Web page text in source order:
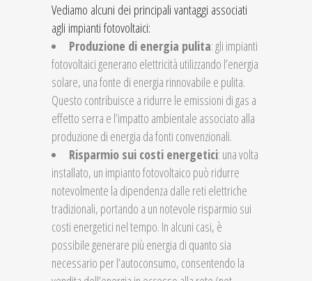
Vediamo alcuni dei principali vantaggi associati
agli impianti fotovoltaici:
Produzione di energia pulita: gli impianti
fotovoltaici generano elettricità utilizzando l’energia
solare, una fonte di energia rinnovabile e pulita.
Questo contribuisce a ridurre le emissioni di gas a
effetto serra e l’impatto ambientale associato alla
produzione di energia da fonti convenzionali.
Risparmio sui costi energetici: una volta
installato, un impianto fotovoltaico può ridurre
notevolmente la dipendenza dalle reti elettriche
tradizionali, portando a un notevole risparmio sui
costi energetici nel tempo. In alcuni casi, è
possibile generare più energia di quanto sia
necessario per l’autoconsumo, consentendo la